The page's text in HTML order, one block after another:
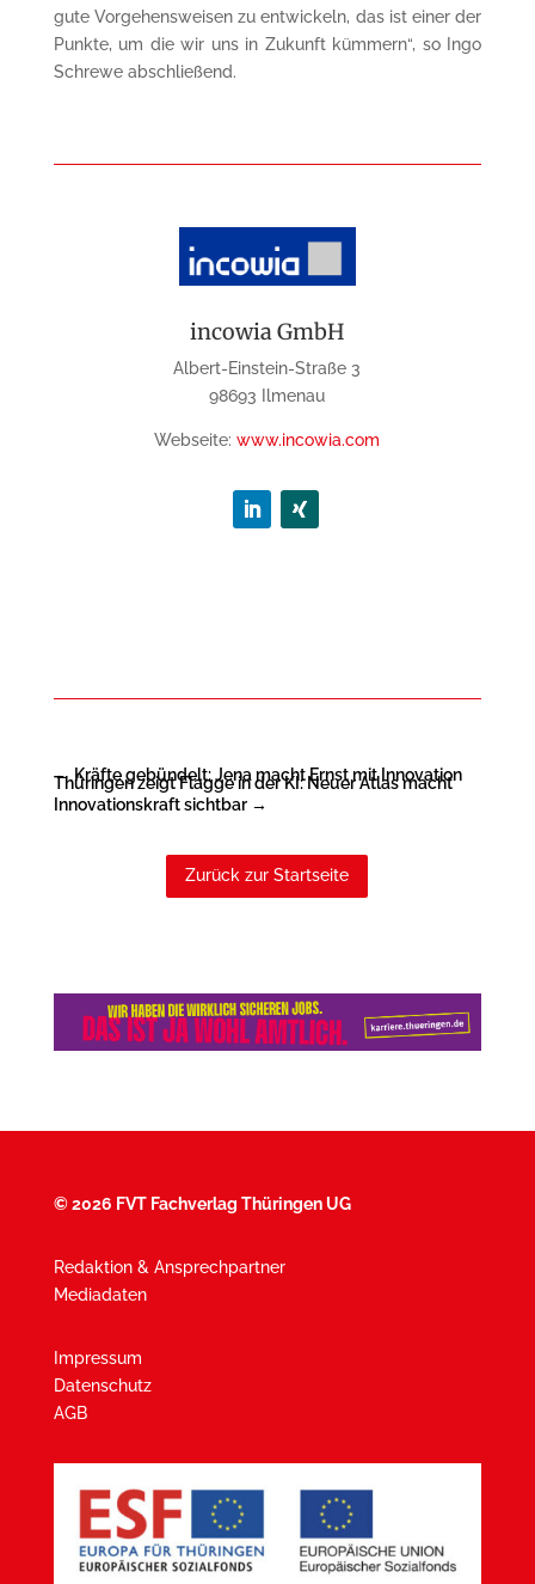
gute Vorgehensweisen zu entwickeln, das ist einer der
Punkte, um die wir uns in Zukunft kümmern“, so Ingo
Schrewe abschließend.
incowia GmbH
Albert-Einstein-Straße 3
98693 Ilmenau
Webseite:www.incowia.com
← Kräfte gebündelt: Jena macht Ernst mit Innovation
Thüringen zeigt Flagge in der KI: Neuer Atlas macht
Innovationskraft sichtbar→
Zurück zur Startseite
©2026 FVT Fachverlag Thüringen UG
Redaktion & Ansprechpartner
Mediadaten
Impressum
Datenschutz
AGB